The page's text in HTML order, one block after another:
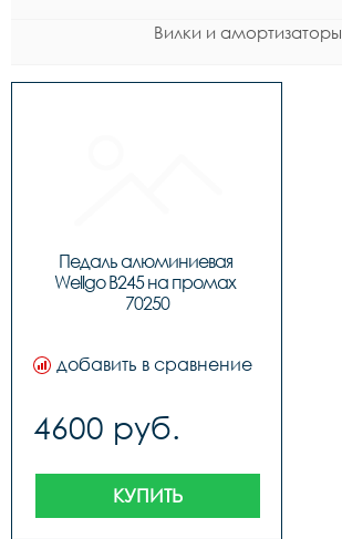
Вилки и амортизаторы
Педаль алюминиевая
Wellgo B245 на промах
70250
добавить в сравнение
4600 руб.
КУПИТЬ